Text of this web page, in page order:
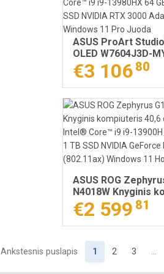
ASUS ProArt
OLED W7604J3D-
kompiuteris 40,6
jautrus ekranas
i9 i9-13980HX 64
1 TB SSD NVIDIA
Fi 6E (802.11ax)
Juoda
€3 106 80
ASUS ROG
N4018W Knyginis
cm (16") WQXGA
13900H 32 GB
SSD NVIDIA
Balta
€2 599 81
Ankstesnis puslapis 1 2 3 …